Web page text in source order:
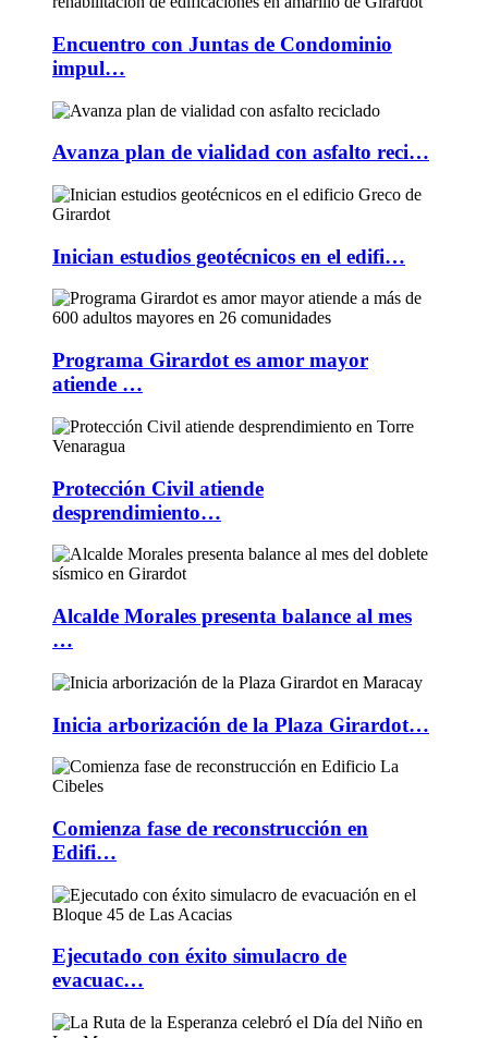
Encuentro con Juntas de Condominio
impul…
Avanza plan de vialidad con asfalto reci…
Inician estudios geotécnicos en el edifi…
Programa Girardot es amor mayor
atiende …
Protección Civil atiende
desprendimiento…
Alcalde Morales presenta balance al mes
…
Inicia arborización de la Plaza Girardot…
Comienza fase de reconstrucción en
Edifi…
Ejecutado con éxito simulacro de
evacuac…